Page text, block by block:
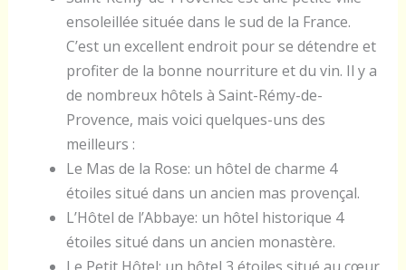
ensoleillée située dans le sud de la France.
C’est un excellent endroit pour se détendre et
profiter de la bonne nourriture et du vin. Il y a
de nombreux hôtels à Saint-Rémy-de-
Provence, mais voici quelques-uns des
meilleurs :
Le Mas de la Rose: un hôtel de charme 4
étoiles situé dans un ancien mas provençal.
L’Hôtel de l’Abbaye: un hôtel historique 4
étoiles situé dans un ancien monastère.